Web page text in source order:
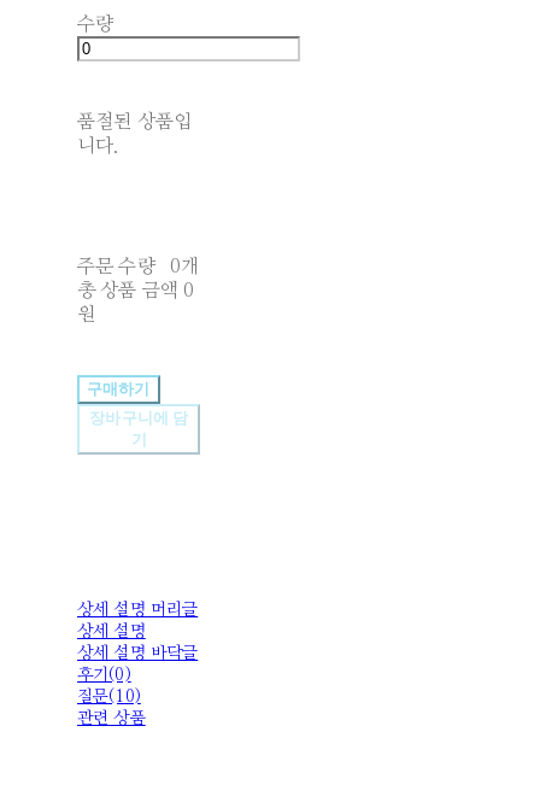
수량
품절된 상품입
니다.
주문 수량
0개
총 상품 금액 0
원
구매하기
장바구니에 담
기
상세 설명 머리글
상세 설명
상세 설명 바닥글
후기(0)
질문(10)
관련 상품